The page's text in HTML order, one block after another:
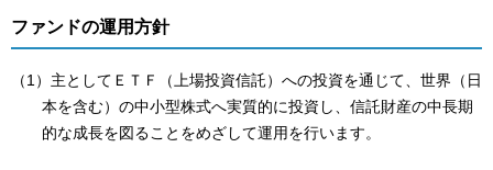
ファンドの運用方針
（1）主としてＥＴＦ（上場投資信託）への投資を通じて、世界（日
本を含む）の中小型株式へ実質的に投資し、信託財産の中長期
的な成長を図ることをめざして運用を行います。